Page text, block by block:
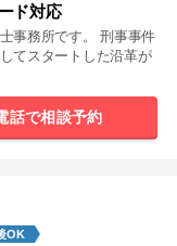
ド対応
事務所です。 刑事事件
てスタートした沿革が
話で相談予約
OK